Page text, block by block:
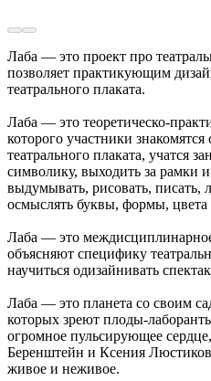
Лаба — это проект про
позволяет практикующим
театрального плаката.
Лаба — это теоретическо-
которого участники
театрального плаката, учатся
символику, выходить за рамки
выдумывать, рисовать, писать,
осмыслять буквы, формы, цвета
Лаба — это междисциплинарное
объясняют специфику
научиться одизайнивать
Лаба — это планета со своим
которых зреют плоды-
огромное пульсирующее
Беренштейн и Ксения
живое и неживое.